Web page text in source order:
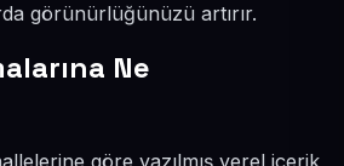
görünürlüğünüzü artırır.
Ne
göre yazılmış yerel içerik